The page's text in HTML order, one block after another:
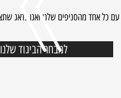
עם כל אחד מהסניפים שלנו ואנו נדאג
למבחר הביגוד שלנו